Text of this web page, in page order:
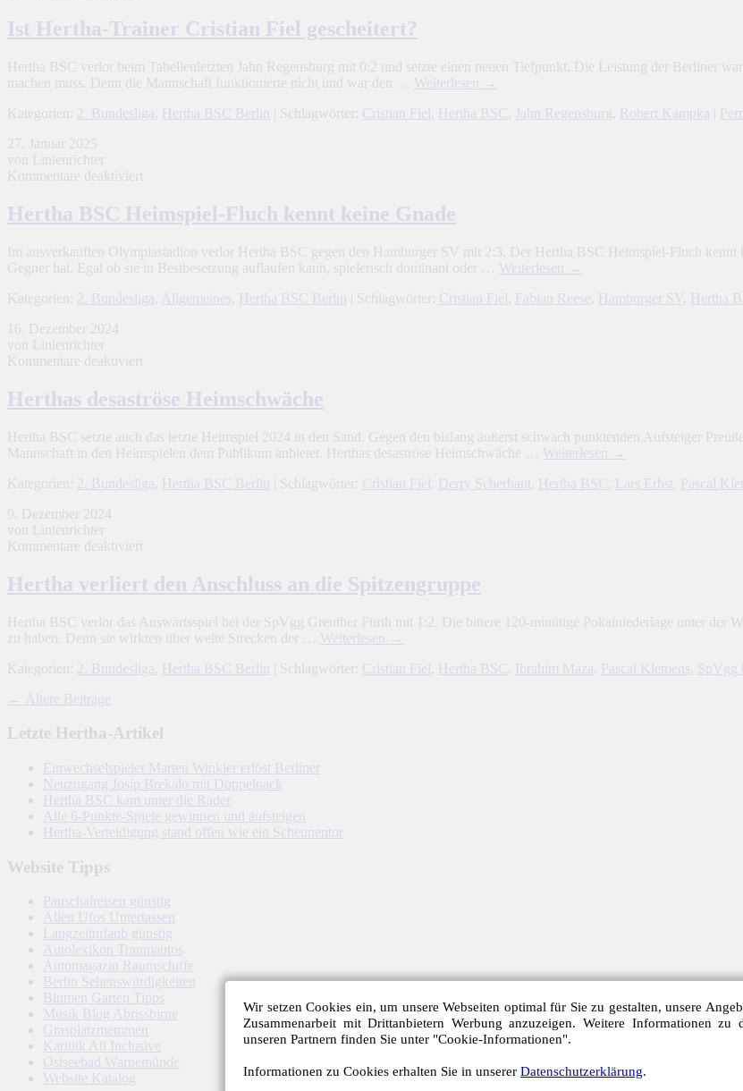
Hertha-
Trainer
Fiel
gescheitert?
Ist Hertha-Trainer Cristian Fiel gescheitert?
Hertha BSC verlor beim Tabellenletzten Jahn Regensburg mit 0:2 und setzte einen neuen Tiefpunkt. Die Leistung der Berliner
machen muss. Denn die Mannschaft funktionierte nicht und war den … Weiterlesen
→
Kategorien:
2. Bundesliga Hertha BSC Berlin | Schlagwörter: Cristian Fiel Hertha BSC Jahn Regensburg Robert Kampka
27. Januar 2025
von Linienrichter
Kommentare deaktiviert
BSC
Heimspiel-
kennt
keine
Hertha BSC Heimspiel-Fluch kennt keine Gnade
Im ausverkauften Olympiastadion verlor Hertha BSC gegen den Hamburger SV mit 2:3. Der Hertha BSC Heimspiel-Fluch kennt
Gegner hat. Egal ob sie in Bestbesetzung auflaufen kann, spielerisch dominant oder … Weiterlesen
→
Kategorien:
2. Bundesliga Allgemeines Hertha BSC Berlin | Schlagwörter: Cristian Fiel Fabian Reese Hamburger SV Hertha
16. Dezember 2024
von Linienrichter
Kommentare deaktiviert
desaströse
Heimschwäche
Herthas desaströse Heimschwäche
Hertha BSC setzte auch das letzte Heimspiel 2024 in den Sand. Gegen den bislang äußerst schwach punktenden Aufsteiger
Mannschaft in den Heimspielen dem Publikum anbietet. Herthas desaströse Heimschwäche … Weiterlesen
→
Kategorien:
2. Bundesliga Hertha BSC Berlin | Schlagwörter: Cristian Fiel Derry Scherhant Hertha BSC Lars Erbst Pascal
9. Dezember 2024
von Linienrichter
Kommentare deaktiviert
verliert
den
an
die
Hertha verliert den Anschluss an die Spitzengruppe
Hertha BSC verlor das Auswärtsspiel bei der SpVgg Greuther Fürth mit 1:2. Die bittere 120-minütige Pokalniederlage unter der
zu haben. Denn sie wirkten über weite Strecken der … Weiterlesen
→
Kategorien:
2. Bundesliga Hertha BSC Berlin | Schlagwörter: Cristian Fiel Hertha BSC Ibrahim Maza Pascal Klemens SpVgg
←
Ältere Beiträge
Letzte Hertha-Artikel
Einwechselspieler Marten Winkler erlöst Berliner
Neuzugang Josip Brekalo mit Doppelpack
Hertha BSC kam unter die Räder
Alle 6-Punkte-Spiele gewinnen und aufsteigen
Hertha-Verteidigung stand offen wie ein Scheunentor
Website Tipps
Pauschalreisen günstig
Alien Ufos Untertassen
Langzeiturlaub günstig
Autolexikon Traumautos
Automagazin Raumschiffe
Berlin Sehenswürdigkeiten
Blumen Garten Tipps
Musik Blog Abrissbirne
Grasplatzmemmen
Karibik All Inclusive
Ostseebad Warnemünde
Website Katalog
Wir setzen Cookies ein, um unsere Webseiten optimal für Sie zu gestalten, unsere
Zusammenarbeit mit Drittanbietern Werbung anzuzeigen. Weitere Informationen zu
unseren Partnern finden Sie unter "Cookie-Informationen".
Informationen zu Cookies erhalten Sie in unserer Datenschutzerklärung.